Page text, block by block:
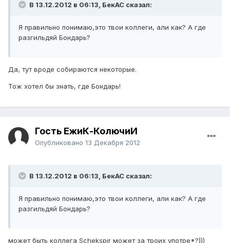
В 13.12.2012 в 06:13, БекАС сказал:
Я правильно понимаю,это твои коллеги, али как? А где
разгильдяй Бондарь?
Да, тут вроде собираются некоторые.
Тож хотел бы знать, где Бондарь!
Гость ЁжиК-КолючиЙ
Опубликовано 13 Декабря 2012
В 13.12.2012 в 06:13, БекАС сказал:
Я правильно понимаю,это твои коллеги, али как? А где
разгильдяй Бондарь?
может быть коллега Schekspir может за троих употре*?)))